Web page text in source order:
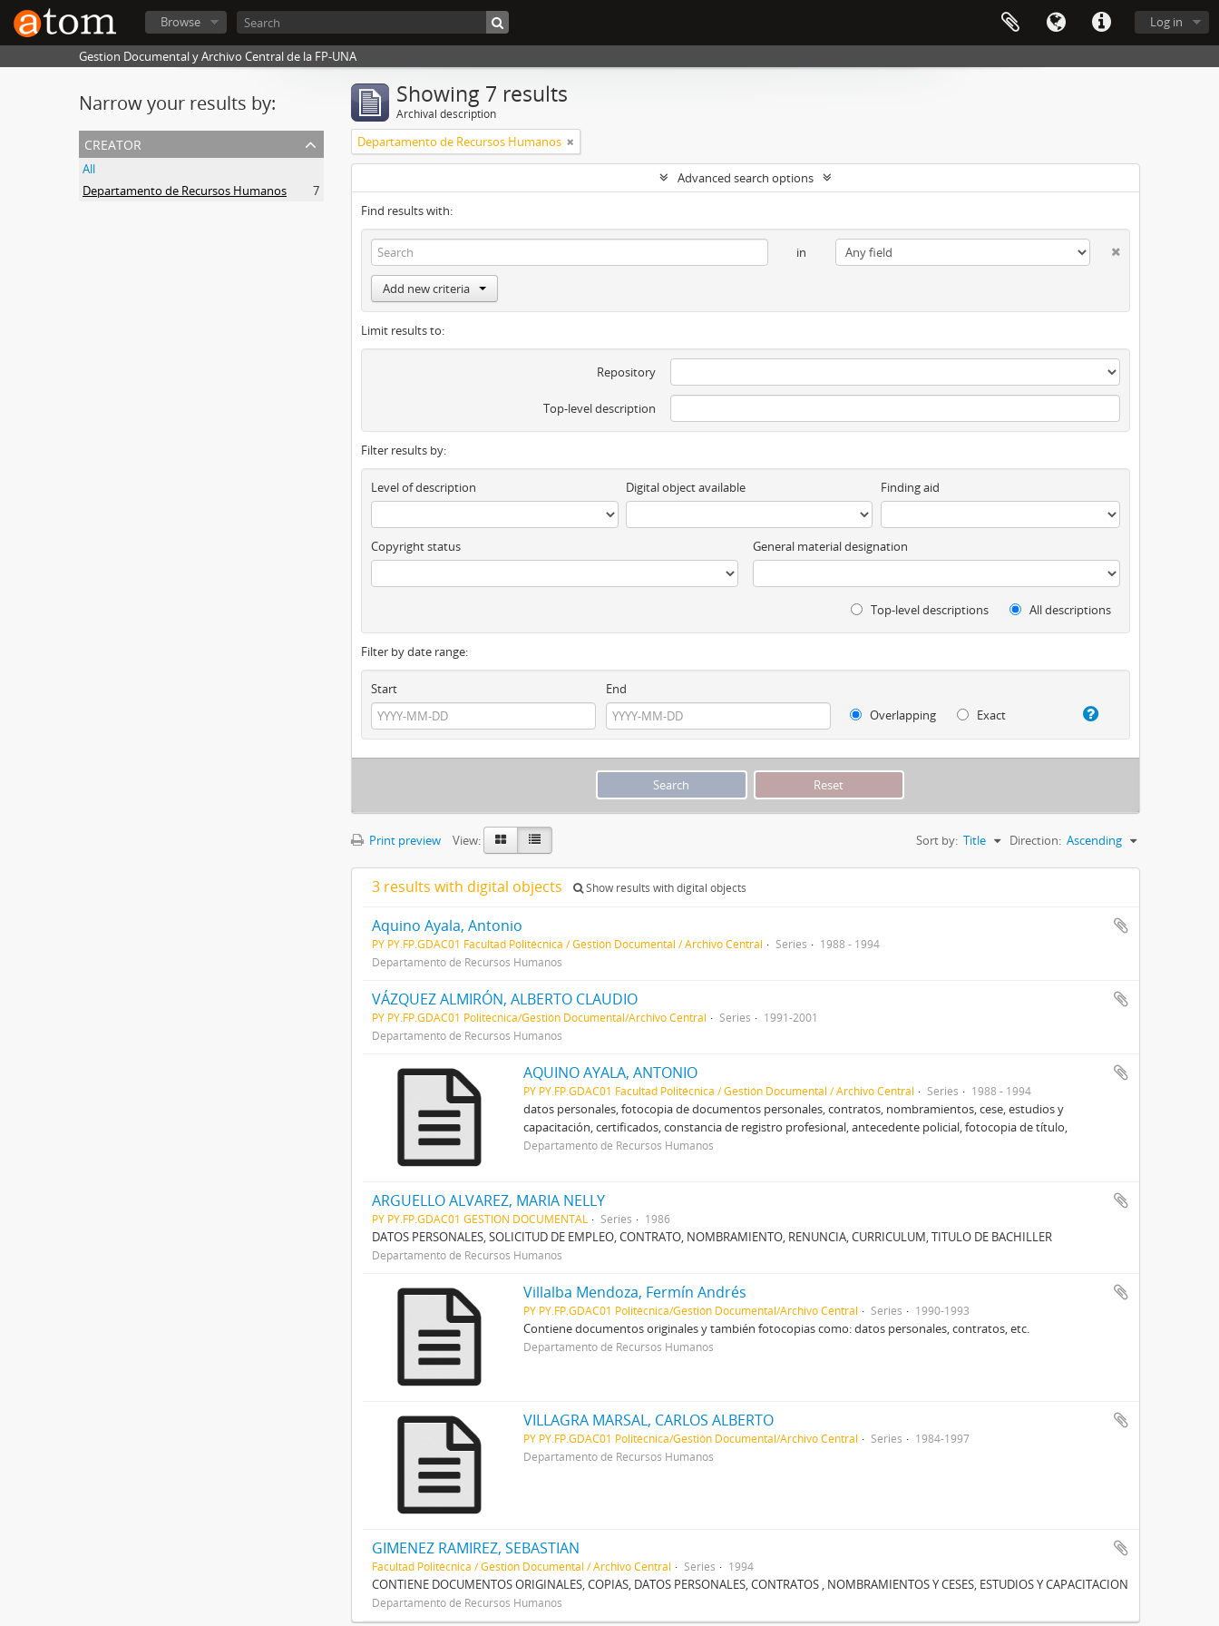
Log in
Browse
Gestion Documental y Archivo Central de la FP-UNA
Narrow your results by:
creator
All
Departamento de Recursos Humanos
7
Showing 7 results
Archival description
Departamento de Recursos Humanos
Advanced search options
Find results with:
in
Add new criteria
Limit results to:
Repository
Top-level description
Filter results by:
Level of description Digital object available Finding aid
Copyright status General material designation
Top-level descriptions All descriptions
Filter by date range:
Start
End
Overlapping
Exact
Print preview View: Sort by: Title Direction: Ascending
3 results with digital objects Show results with digital objects
Aquino Ayala, Antonio
PY PY.FP.GDAC01 Facultad Politécnica / Gestión Documental / Archivo Central Series
1988 - 1994
Departamento de Recursos Humanos
VÁZQUEZ ALMIRÓN, ALBERTO CLAUDIO
PY PY.FP.GDAC01 Politécnica/Gestión Documental/Archivo Central Series
1991-2001
Departamento de Recursos Humanos
AQUINO AYALA, ANTONIO
PY PY.FP.GDAC01 Facultad Politécnica / Gestión Documental / Archivo Central Series 1988 - 1994
datos personales, fotocopia de documentos personales, contratos, nombramientos, cese, estudios y
capacitación, certificados, constancia de registro profesional, antecedente policial, fotocopia de título,
Departamento de Recursos Humanos
ARGUELLO ALVAREZ, MARIA NELLY
PY PY.FP.GDAC01 GESTION DOCUMENTAL Series 1986
DATOS PERSONALES, SOLICITUD DE EMPLEO, CONTRATO, NOMBRAMIENTO, RENUNCIA, CURRICULUM, TITULO DE BACHILLER
Departamento de Recursos Humanos
Villalba Mendoza, Fermín Andrés
PY PY.FP.GDAC01 Politécnica/Gestión Documental/Archivo Central Series 1990-1993
Contiene documentos originales y también fotocopias como: datos personales, contratos, etc.
Departamento de Recursos Humanos
VILLAGRA MARSAL, CARLOS ALBERTO
PY PY.FP.GDAC01 Politécnica/Gestión Documental/Archivo Central Series
1984-1997
Departamento de Recursos Humanos
GIMENEZ RAMIREZ, SEBASTIAN
Facultad Politécnica / Gestión Documental / Archivo Central Series 1994
CONTIENE DOCUMENTOS ORIGINALES, COPIAS, DATOS PERSONALES, CONTRATOS , NOMBRAMIENTOS Y CESES, ESTUDIOS Y CAPACITACION
Departamento de Recursos Humanos